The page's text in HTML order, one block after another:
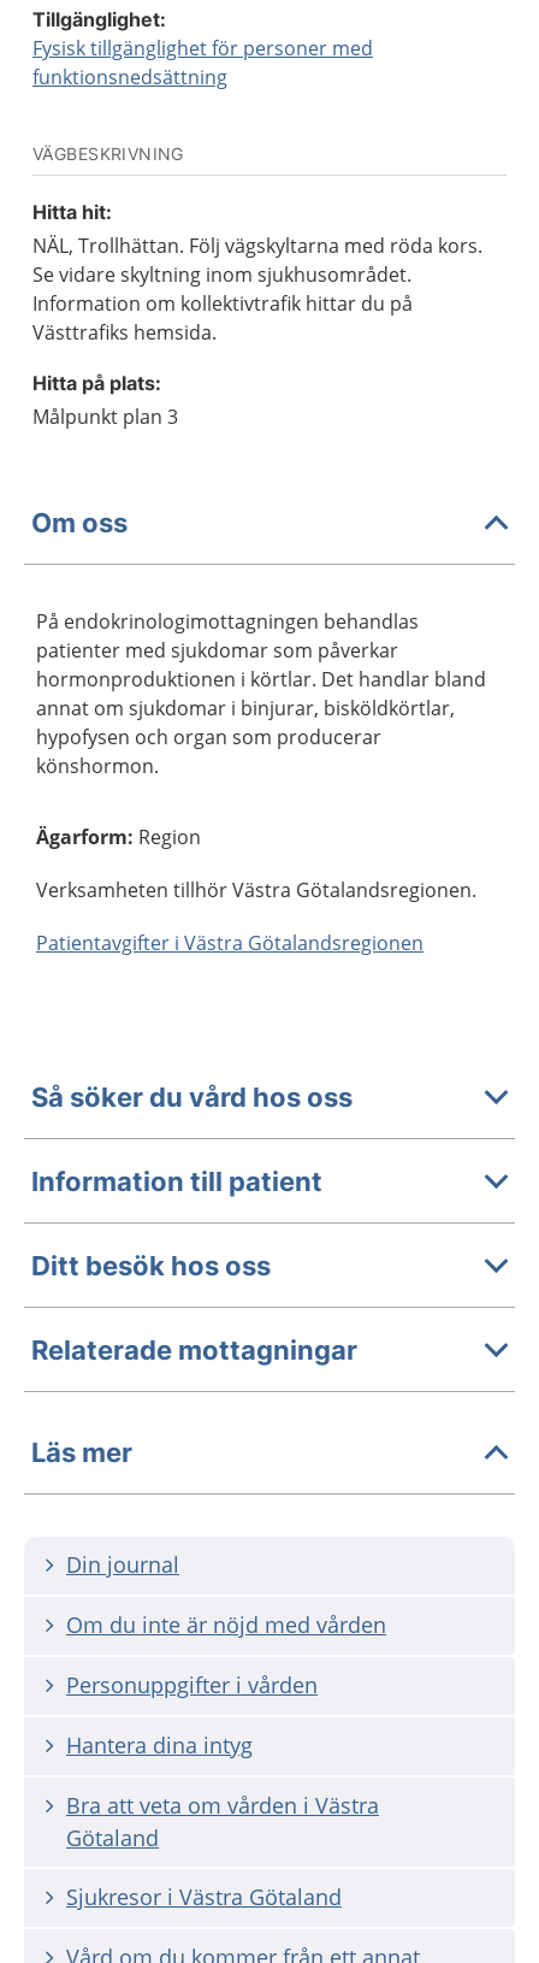
Tillgänglighet:
Fysisk tillgänglighet för personer med
funktionsnedsättning
VÄGBESKRIVNING
Hitta hit:
NÄL, Trollhättan. Följ vägskyltarna med röda kors.
Se vidare skyltning inom sjukhusområdet.
Information om kollektivtrafik hittar du på
Västtrafiks hemsida.
Hitta på plats:
Målpunkt plan 3
Om oss
På endokrinologimottagningen behandlas
patienter med sjukdomar som påverkar
hormonproduktionen i körtlar. Det handlar bland
annat om sjukdomar i binjurar, bisköldkörtlar,
hypofysen och organ som producerar
könshormon.
Ägarform: Region
Verksamheten tillhör Västra Götalandsregionen.
Patientavgifter i Västra Götalandsregionen
Så söker du vård hos oss
Information till patient
Ditt besök hos oss
Relaterade mottagningar
Läs mer
Din journal
Om du inte är nöjd med vården
Personuppgifter i vården
Hantera dina intyg
Bra att veta om vården i Västra
Götaland
Sjukresor i Västra Götaland
Vård om du kommer från ett annat